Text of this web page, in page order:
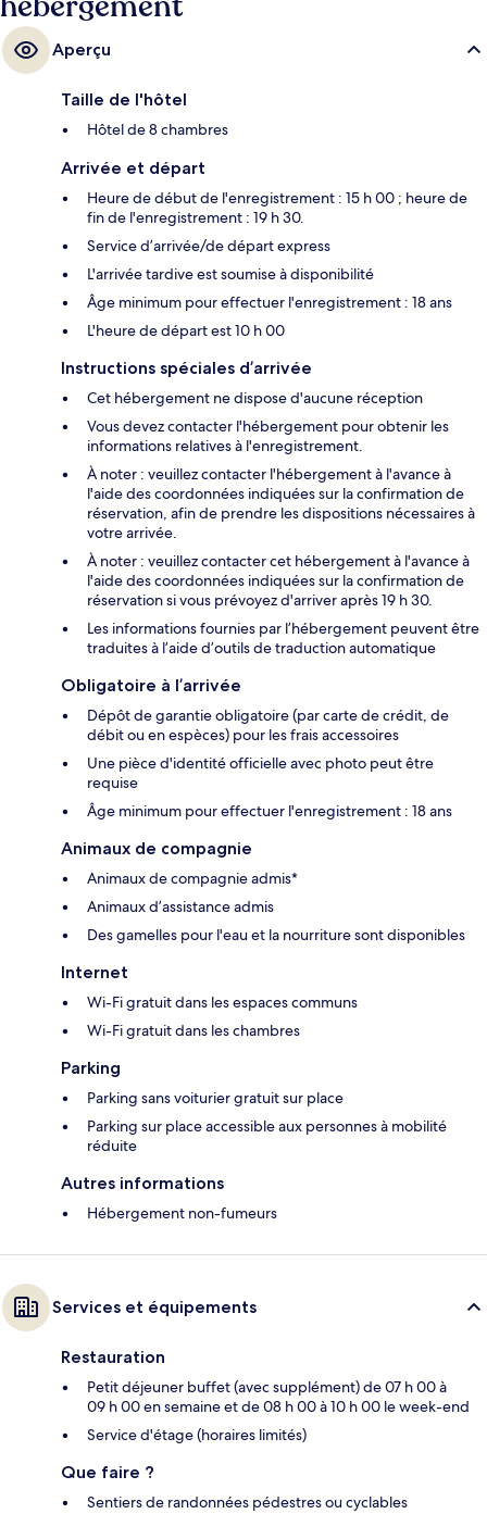
Aperçu
Taille de l'hôtel
Hôtel de 8 chambres
Arrivée et départ
Heure de début de l'enregistrement : 15 h 00 ; heure de
fin de l'enregistrement : 19 h 30.
Service d’arrivée/de départ express
L'arrivée tardive est soumise à disponibilité
Âge minimum pour effectuer l'enregistrement : 18 ans
L'heure de départ est 10 h 00
Instructions spéciales d’arrivée
Cet hébergement ne dispose d'aucune réception
Vous devez contacter l'hébergement pour obtenir les
informations relatives à l'enregistrement.
À noter : veuillez contacter l'hébergement à l'avance à
l'aide des coordonnées indiquées sur la confirmation de
réservation, afin de prendre les dispositions nécessaires à
votre arrivée.
À noter : veuillez contacter cet hébergement à l'avance à
l'aide des coordonnées indiquées sur la confirmation de
réservation si vous prévoyez d'arriver après 19 h 30.
Les informations fournies par l’hébergement peuvent être
traduites à l’aide d’outils de traduction automatique
Obligatoire à l’arrivée
Dépôt de garantie obligatoire (par carte de crédit, de
débit ou en espèces) pour les frais accessoires
Une pièce d'identité officielle avec photo peut être
requise
Âge minimum pour effectuer l'enregistrement : 18 ans
Animaux de compagnie
Animaux de compagnie admis*
Animaux d’assistance admis
Des gamelles pour l'eau et la nourriture sont disponibles
Internet
Wi-Fi gratuit dans les espaces communs
Wi-Fi gratuit dans les chambres
Parking
Parking sans voiturier gratuit sur place
Parking sur place accessible aux personnes à mobilité
réduite
Autres informations
Hébergement non-fumeurs
Services et équipements
Restauration
Petit déjeuner buffet (avec supplément) de 07 h 00 à
09 h 00 en semaine et de 08 h 00 à 10 h 00 le week-end
Service d'étage (horaires limités)
Que faire ?
Sentiers de randonnées pédestres ou cyclables